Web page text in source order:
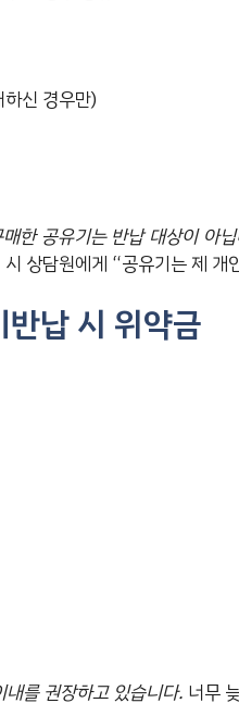
신 경우만)
한 공유기는 반납 대상이 아
상담원에게 “공유기는 제 개
납 시 위약금
를 권장하고 있습니다. 너무